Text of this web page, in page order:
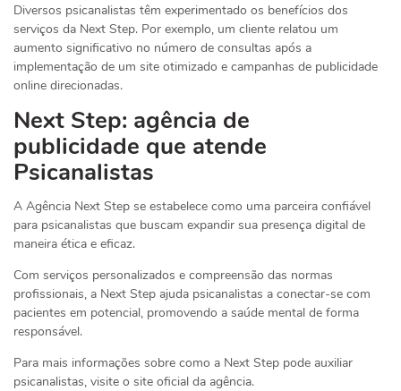
Diversos psicanalistas têm experimentado os benefícios dos
serviços da Next Step. Por exemplo, um cliente relatou um
aumento significativo no número de consultas após a
implementação de um site otimizado e campanhas de publicidade
online direcionadas.
Next Step: agência de
publicidade que atende
Psicanalistas
A Agência Next Step se estabelece como uma parceira confiável
para psicanalistas que buscam expandir sua presença digital de
maneira ética e eficaz.
Com serviços personalizados e compreensão das normas
profissionais, a Next Step ajuda psicanalistas a conectar-se com
pacientes em potencial, promovendo a saúde mental de forma
responsável.
Para mais informações sobre como a Next Step pode auxiliar
psicanalistas, visite o site oficial da agência.